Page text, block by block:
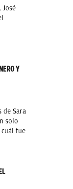
Y
de Sara
solo
fue